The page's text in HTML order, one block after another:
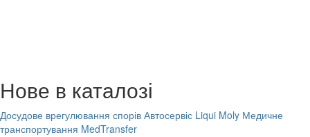
Нове в каталозі
Досудове врегулювання спорів Автосервіс Liqui Moly Медичне
транспортування MedTransfer